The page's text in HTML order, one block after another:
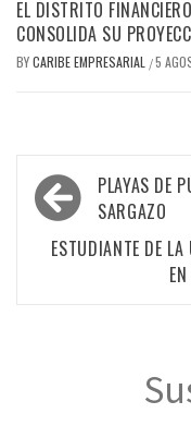
EL DISTRITO
CONSOLIDA SU
BYCARIBE EMPRESARIAL /5
Navegación
de
entradas
PLAYAS DE
SARGAZO
ESTUDIANTE DE